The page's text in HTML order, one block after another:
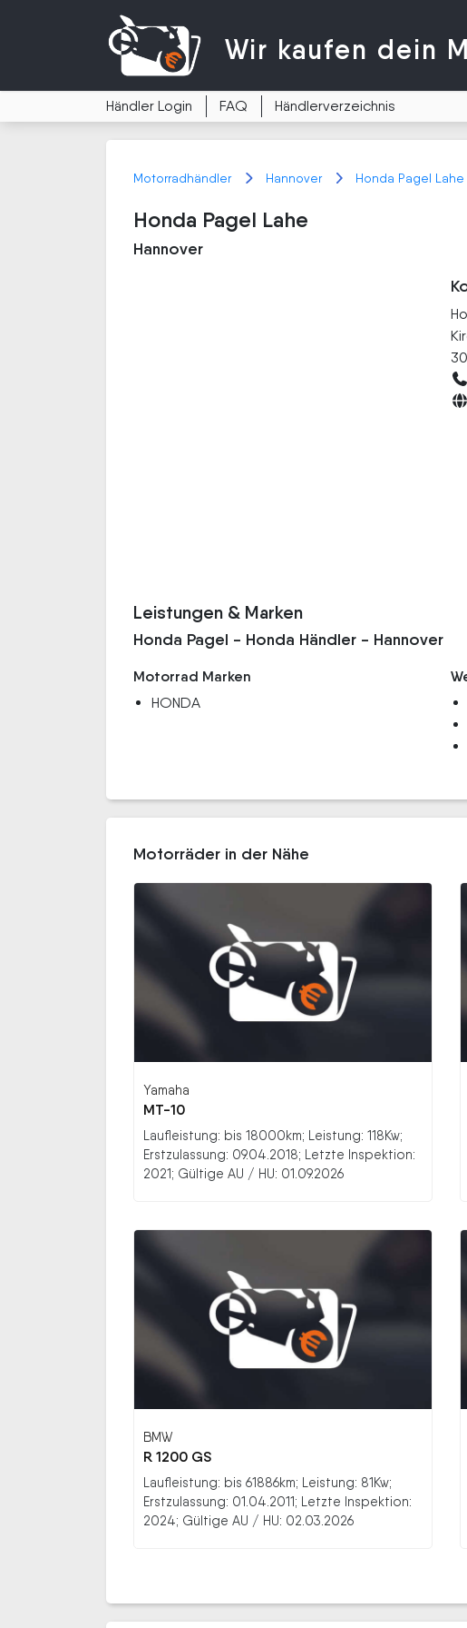
Wir kaufen dein
Händler Login FAQ Händlerverzeichnis
Motorradhändler Hannover Honda Pagel Lahe
Honda Pagel Lahe
Hannover
Leistungen & Marken
Honda Pagel - Honda Händler - Hannover
Motorrad Marken
HONDA
Motorräder in der Nähe
Yamaha
MT-10
Laufleistung: bis 18000km; Leistung: 118Kw;
Erstzulassung: 09.04.2018; Letzte Inspektion:
2021; Gültige AU / HU: 01.09.2026
BMW
R 1200 GS
Laufleistung: bis 61886km; Leistung: 81Kw;
Erstzulassung: 01.04.2011; Letzte Inspektion:
2024; Gültige AU / HU: 02.03.2026